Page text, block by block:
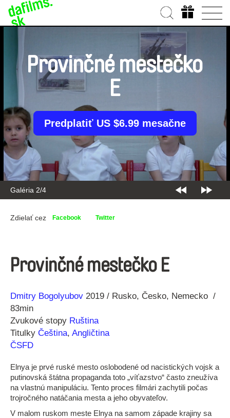
Galéria 2/4
Provinčné mestečko
E
Predplatiť US $6.99 mesačne
Zdielať cez Facebook Twitter
Provinčné mestečko E
Réžia
Dmitry Bogolyubov
Rok
výroby
2019 Rusko Česko Nemecko
83min
Zvukové stopy Ruština
Titulky Čeština, Angličtina
ČSFD
Elnya je prvé ruské mesto oslobodené od nacistických vojsk a
putinovská štátna propaganda toto „víťazstvo“ často zneužíva
na vlastnú manipuláciu. Tento proces filmári zachytili počas
trojročného natáčania mesta a jeho obyvateľov.
V malom ruskom meste Elnya na samom západe krajiny sa